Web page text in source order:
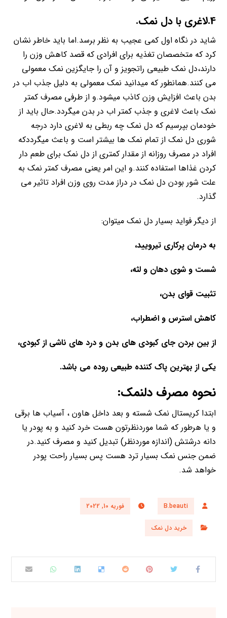
4.لاغری با دل نمک.
شاید در نگاه اول کمی عجیب به نظر برسد.اما باید خاطر نشان
کرد که متخصصان تغذیه برای افرادی که قصد کاهش وزن را
دارند،دل نمک طبیعی راتجویز و آن را جایگزین نمک معمولی
می کنند.همانطور که میدانید نمک معمولی به دلیل جذب اب در
بدن باعث افزایش وزن کاذب میشود.و از طرفی مصرف کمتر
نمک باعث لاغری و جذب کمتر اب در بدن میگردد.حال باید از
خودمان بپرسیم که دل نمک چه ربطی به لاغری دارد درجه
شوری دل نمک از تمام نمک ها بیشتر است و باعث میگرددکه
افراد در مصرف روزانه از مقدار کمتری از دل نمک برای طعم دار
کردن غذاها استفاده کنند.و این امر یعنی مصرف کمتر نمک به
علت شور بودن دل نمک در دراز مدت روی وزن افراد تاثیر می
گذارد.
از دیگر فواید بسیار دل نمک میتوان:
به درمان پرکاری تیرویید،
شست و شوی دهان و لثه،
تثبیت قوای بدن،
کاهش استرس و اضطراب،
از بین بردن جای کبودی های بدن و درد های ناشی از کبودی،
یکی از بهترین پاک کننده طبیعی روده می باشد.
نحوه مصرف دلنمک:
ابتدا کریستال نمک شسته و بعد داخل هاون ، آسیاب ها برقی
و یا هرطور که شما موردنظرتون هست خرد کنید و به پودر یا
دانه درشتش (اندازه موردنظر) تبدیل کنید و مصرف کنید.در
ضمن جنس نمک بسیار ترد هست پس بسیار راحت پودر
خواهد شد.
B.beauti فوریه 10, 2022
خرید دل نمک